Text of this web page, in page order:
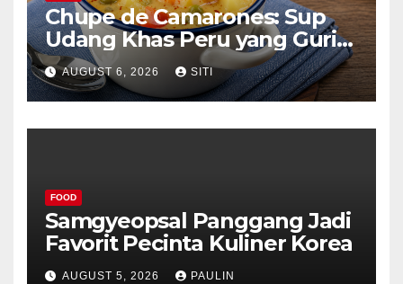
Chupe de Camarones: Sup
Udang Khas Peru yang Gurih
Lezat
AUGUST 6, 2026 SITI
FOOD
Samgyeopsal Panggang Jadi
Favorit Pecinta Kuliner Korea
AUGUST 5, 2026 PAULIN